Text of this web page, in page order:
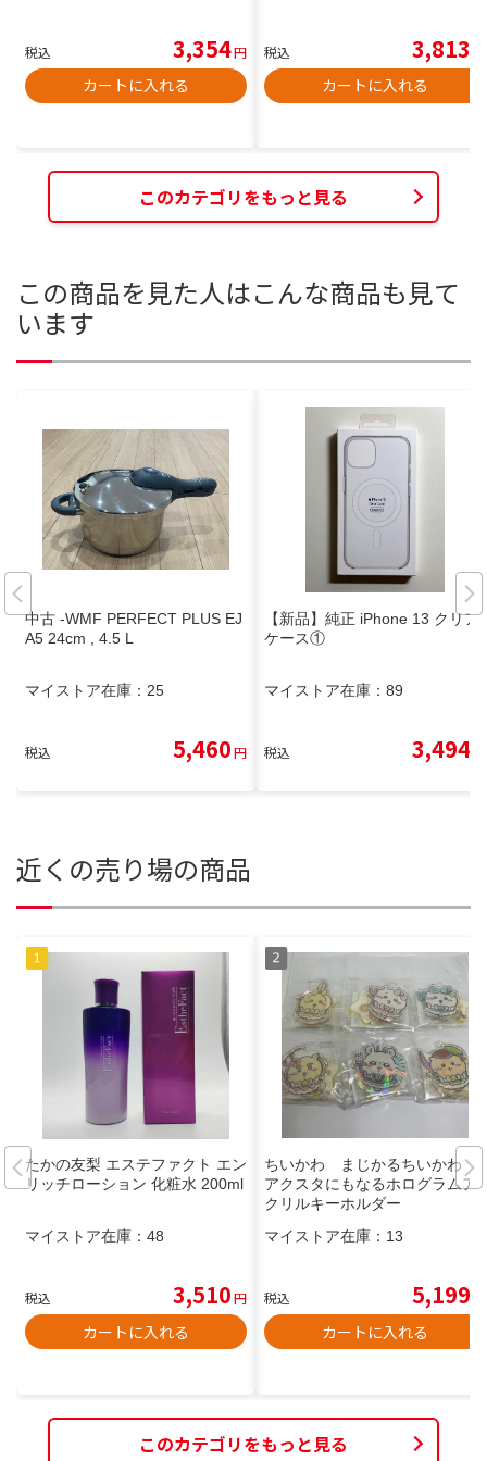
税込 3,354円
カートに入れる
税込 3,813
カートに入れる
このカテゴリをもっと見る
この商品を見た人はこんな商品も見て
います
中古 -WMF PERFECT PLUS EJ
A5 24cm , 4.5 L
マイストア在庫： 25
税込 5,460円
【新品】純正 iPhone 13 クリア
ケース①
マイストア在庫： 89
税込 3,494
近くの売り場の商品
たかの友梨 エステファクト エン
リッチローション 化粧水 200ml
マイストア在庫： 48
税込 3,510円
カートに入れる
ちいかわ まじかるちいかわ
アクスタにもなるホログラムア
クリルキーホルダー
マイストア在庫： 13
税込 5,199
カートに入れる
このカテゴリをもっと見る